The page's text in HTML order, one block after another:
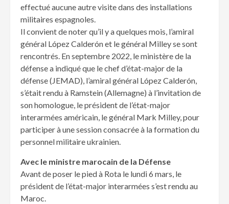
effectué aucune autre visite dans des installations
militaires espagnoles.
Il convient de noter qu’il y a quelques mois, l’amiral
général López Calderón et le général Milley se sont
rencontrés. En septembre 2022, le ministère de la
défense a indiqué que le chef d’état-major de la
défense (JEMAD), l’amiral général López Calderón,
s’était rendu à Ramstein (Allemagne) à l’invitation de
son homologue, le président de l’état-major
interarmées américain, le général Mark Milley, pour
participer à une session consacrée à la formation du
personnel militaire ukrainien.
Avec le ministre marocain de la Défense
Avant de poser le pied à Rota le lundi 6 mars, le
président de l’état-major interarmées s’est rendu au
Maroc.